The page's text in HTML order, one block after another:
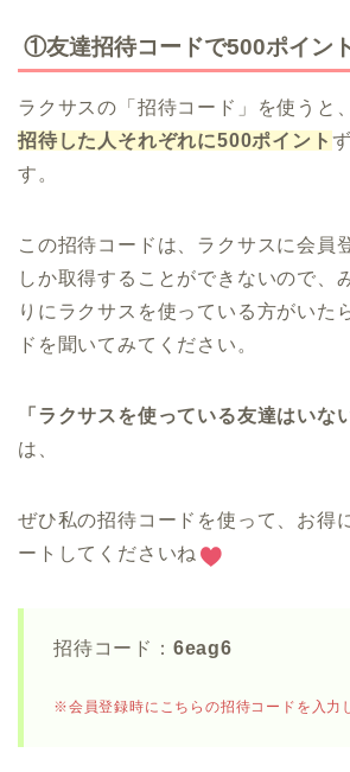
①友達招待コードで500ポイン
ラクサスの「招待コード」を使うと、
招待した人それぞれに500ポイント
す。
この招待コードは、ラクサスに会員
しか取得することができないので、
りにラクサスを使っている方がいた
ドを聞いてみてください。
「ラクサスを使っている友達はいな
は、
ぜひ私の招待コードを使って、お得
ートしてくださいね
招待コード： 6eag6
※会員登録時にこちらの招待コードを入力